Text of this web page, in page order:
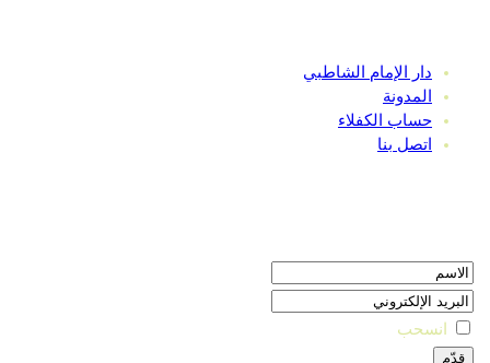
دار الإمام الشاطبي
المدونة
حساب الكفلاء
اتصل بنا
انسحب